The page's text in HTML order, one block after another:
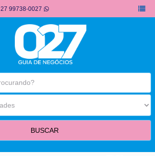
27 99738-0027